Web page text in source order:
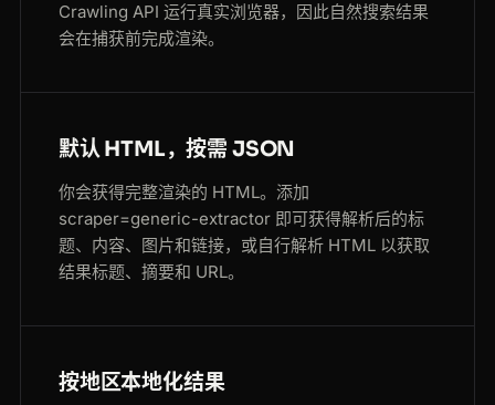
Crawling API 运行真实浏览器，因此自然搜索结果
会在捕获前完成渲染。
默认 HTML，按需 JSON
你会获得完整渲染的 HTML。添加
scraper=generic-extractor 即可获得解析后的标
题、内容、图片和链接，或自行解析 HTML 以获取
结果标题、摘要和 URL。
按地区本地化结果